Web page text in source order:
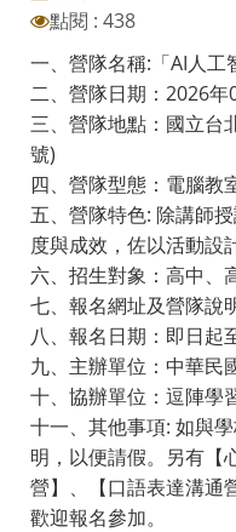
點閱 : 438
一、營隊名稱:「AI人工
二、營隊日期：2026
三、營隊地點：國立台
號)
四、營隊型態：電腦教
五、營隊特色: 除講師
度與成效，佐以活動設
六、招生對象：高中、
七、報名網址及營隊
八、報名日期：即日起
九、主辦單位：中華民
十、協辦單位：逗陣學
十一、其他事項: 如與
明，以便請假。另有【
營】、【口語表達溝通
歡迎報名參加。